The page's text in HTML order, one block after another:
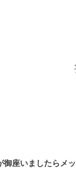
座いましたらメ